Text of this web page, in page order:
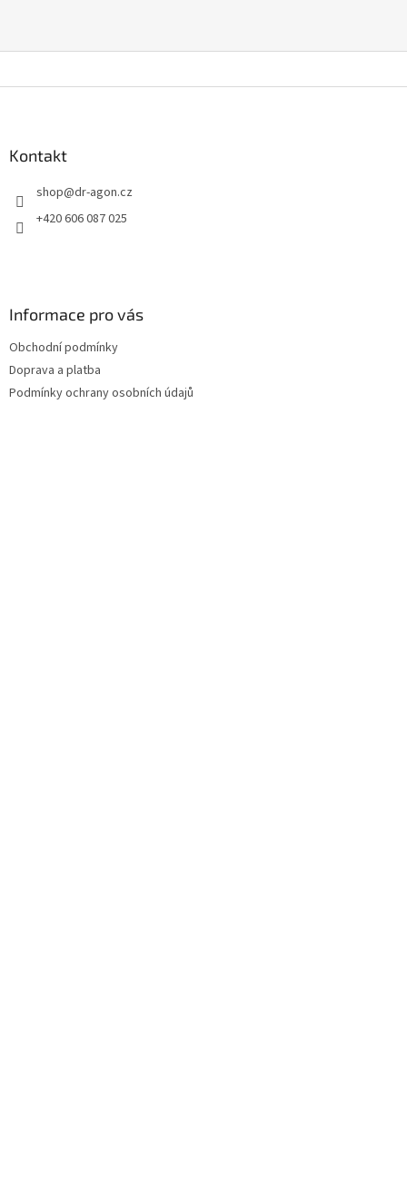
Kontakt
shop@dr-agon.cz
+420 606 087 025
Informace pro vás
Obchodní podmínky
Doprava a platba
Podmínky ochrany osobních údajů